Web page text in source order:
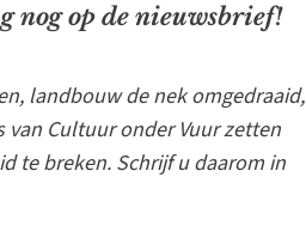
nog op de nieuwsbrief!
landbouw de nek omgedraaid,
Cultuur onder Vuur zetten
te breken. Schrijf u daarom in